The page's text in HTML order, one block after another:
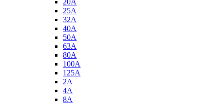
20A
25A
32A
40A
50A
63A
80A
100A
125A
2A
4A
8A